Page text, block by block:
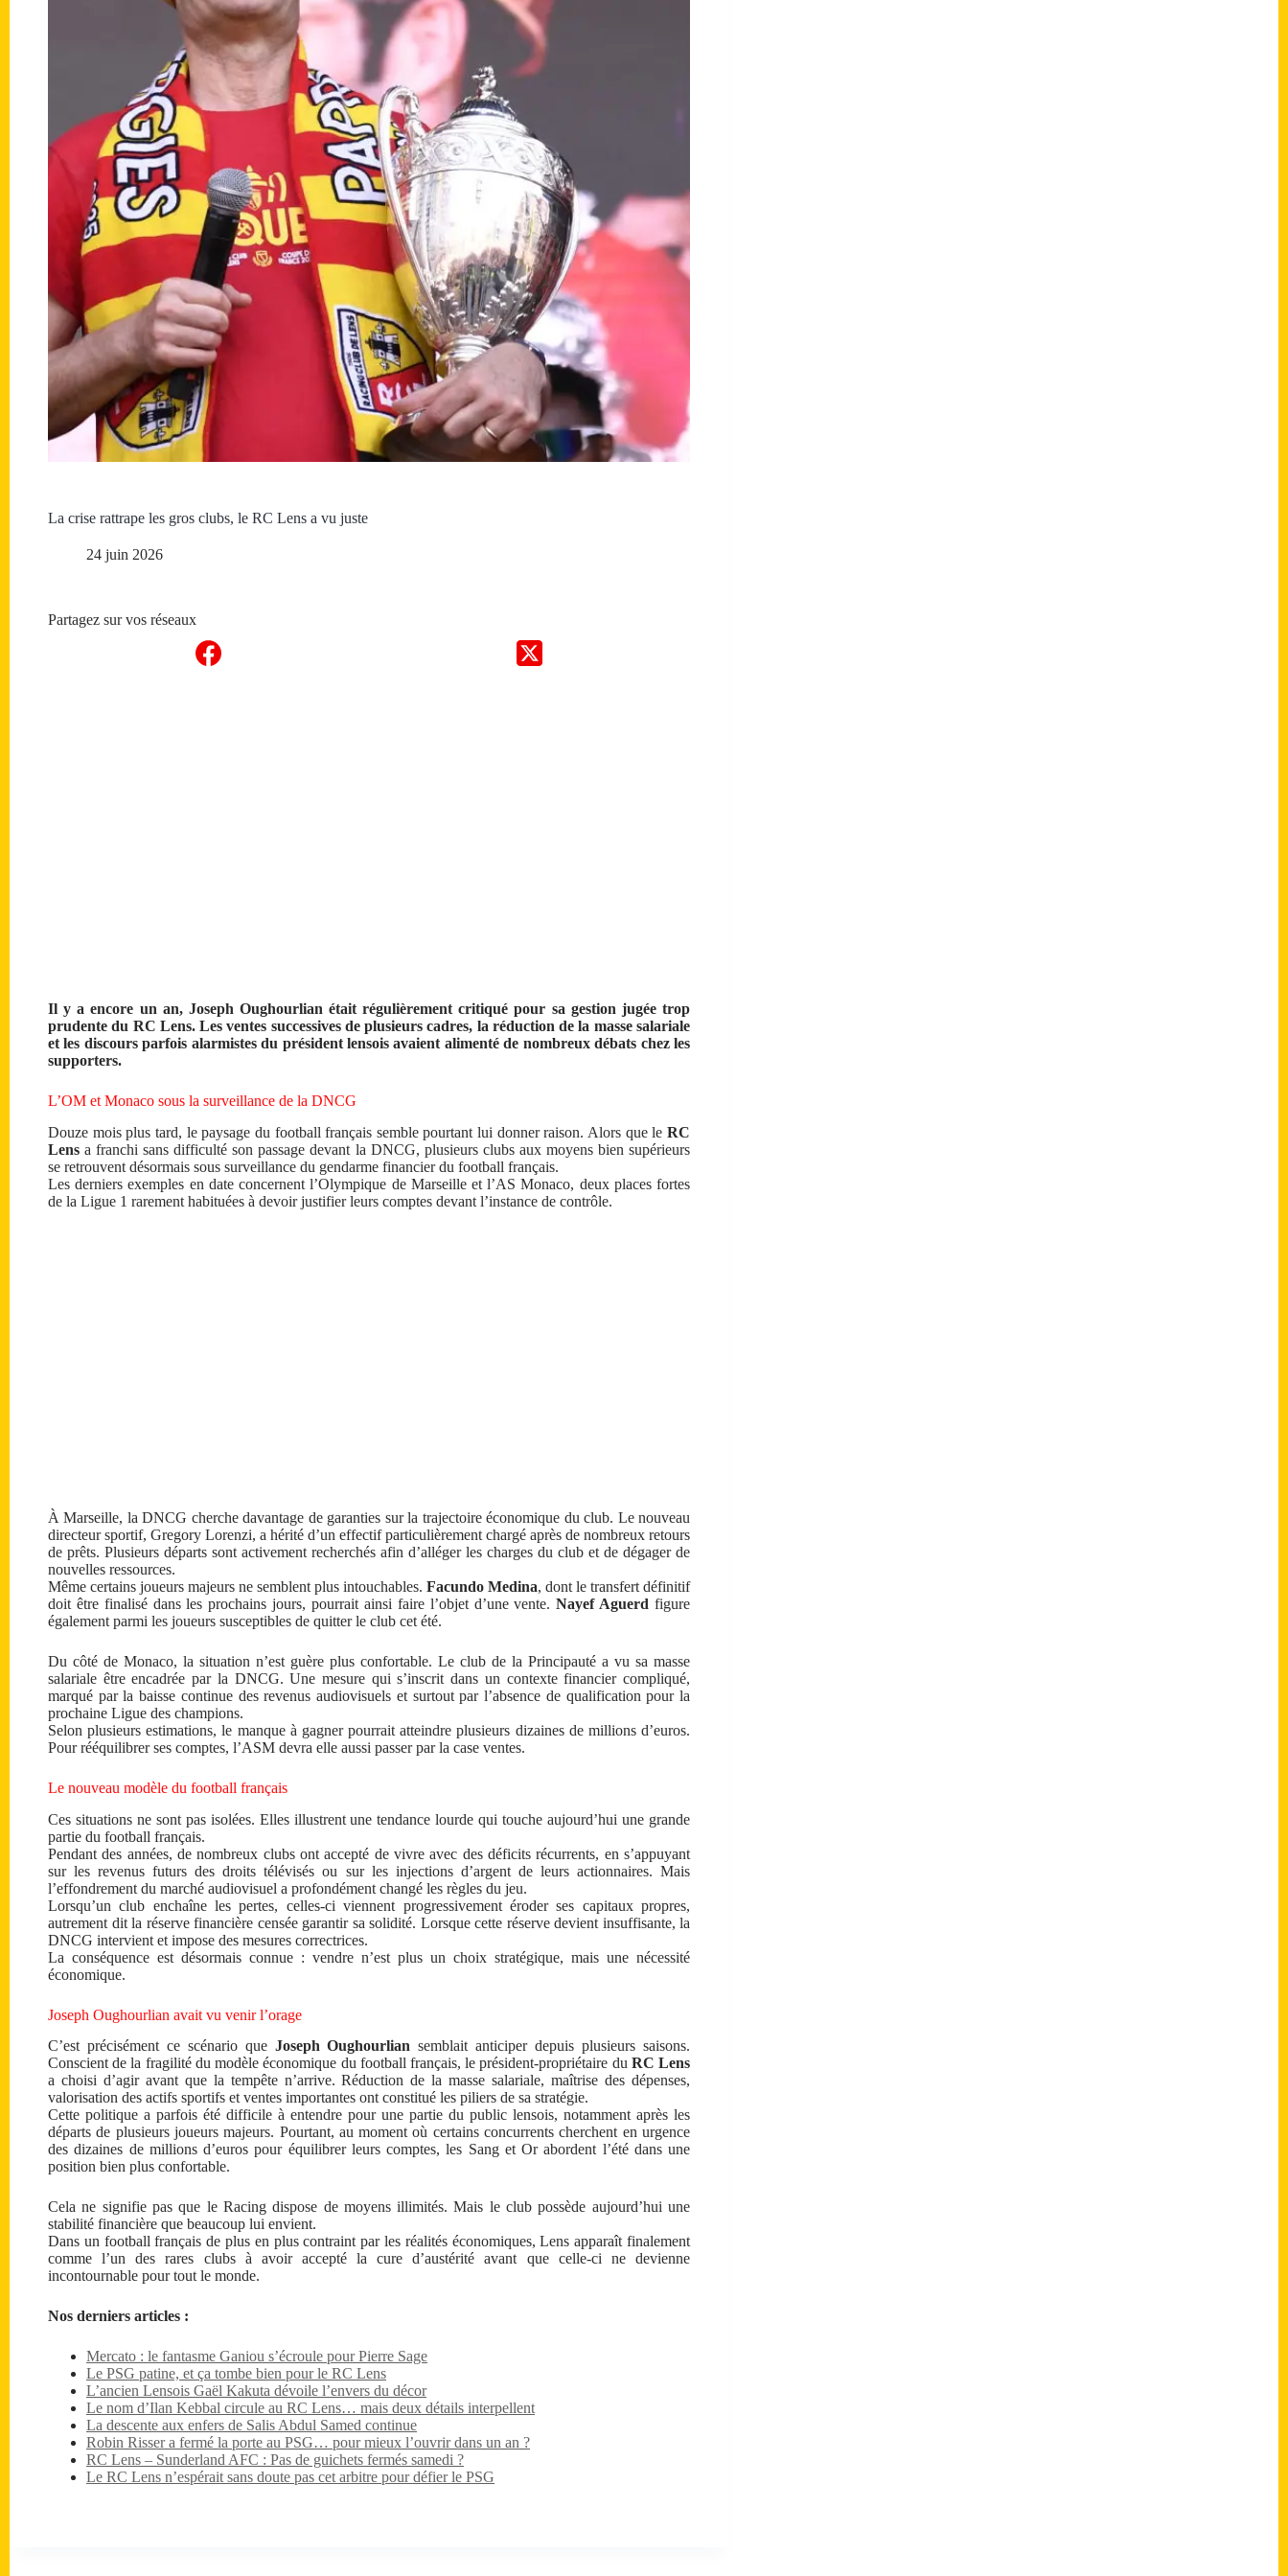
La crise rattrape les gros clubs, le RC Lens a vu juste
24 juin 2026
Partagez sur vos réseaux
Il y a encore un an, Joseph Oughourlian était régulièrement critiqué pour sa gestion jugée trop
prudente du RC Lens. Les ventes successives de plusieurs cadres, la réduction de la masse salariale
et les discours parfois alarmistes du président lensois avaient alimenté de nombreux débats chez les
supporters.
L’OM et Monaco sous la surveillance de la DNCG
Douze mois plus tard, le paysage du football français semble pourtant lui donner raison. Alors que le RC
Lens a franchi sans difficulté son passage devant la DNCG, plusieurs clubs aux moyens bien supérieurs
se retrouvent désormais sous surveillance du gendarme financier du football français.
Les derniers exemples en date concernent l’Olympique de Marseille et l’AS Monaco, deux places fortes
de la Ligue 1 rarement habituées à devoir justifier leurs comptes devant l’instance de contrôle.
À Marseille, la DNCG cherche davantage de garanties sur la trajectoire économique du club. Le nouveau
directeur sportif, Gregory Lorenzi, a hérité d’un effectif particulièrement chargé après de nombreux retours
de prêts. Plusieurs départs sont activement recherchés afin d’alléger les charges du club et de dégager de
nouvelles ressources.
Même certains joueurs majeurs ne semblent plus intouchables. Facundo Medina, dont le transfert définitif
doit être finalisé dans les prochains jours, pourrait ainsi faire l’objet d’une vente.Nayef Aguerd figure
également parmi les joueurs susceptibles de quitter le club cet été.
Du côté de Monaco, la situation n’est guère plus confortable. Le club de la Principauté a vu sa masse
salariale être encadrée par la DNCG. Une mesure qui s’inscrit dans un contexte financier compliqué,
marqué par la baisse continue des revenus audiovisuels et surtout par l’absence de qualification pour la
prochaine Ligue des champions.
Selon plusieurs estimations, le manque à gagner pourrait atteindre plusieurs dizaines de millions d’euros.
Pour rééquilibrer ses comptes, l’ASM devra elle aussi passer par la case ventes.
Le nouveau modèle du football français
Ces situations ne sont pas isolées. Elles illustrent une tendance lourde qui touche aujourd’hui une grande
partie du football français.
Pendant des années, de nombreux clubs ont accepté de vivre avec des déficits récurrents, en s’appuyant
sur les revenus futurs des droits télévisés ou sur les injections d’argent de leurs actionnaires. Mais
l’effondrement du marché audiovisuel a profondément changé les règles du jeu.
Lorsqu’un club enchaîne les pertes, celles-ci viennent progressivement éroder ses capitaux propres,
autrement dit la réserve financière censée garantir sa solidité. Lorsque cette réserve devient insuffisante, la
DNCG intervient et impose des mesures correctrices.
La conséquence est désormais connue : vendre n’est plus un choix stratégique, mais une nécessité
économique.
Joseph Oughourlian avait vu venir l’orage
C’est précisément ce scénario que Joseph Oughourlian semblait anticiper depuis plusieurs saisons.
Conscient de la fragilité du modèle économique du football français, le président-propriétaire du RC Lens
a choisi d’agir avant que la tempête n’arrive. Réduction de la masse salariale, maîtrise des dépenses,
valorisation des actifs sportifs et ventes importantes ont constitué les piliers de sa stratégie.
Cette politique a parfois été difficile à entendre pour une partie du public lensois, notamment après les
départs de plusieurs joueurs majeurs. Pourtant, au moment où certains concurrents cherchent en urgence
des dizaines de millions d’euros pour équilibrer leurs comptes, les Sang et Or abordent l’été dans une
position bien plus confortable.
Cela ne signifie pas que le Racing dispose de moyens illimités. Mais le club possède aujourd’hui une
stabilité financière que beaucoup lui envient.
Dans un football français de plus en plus contraint par les réalités économiques, Lens apparaît finalement
comme l’un des rares clubs à avoir accepté la cure d’austérité avant que celle-ci ne devienne
incontournable pour tout le monde.
Nos derniers articles :
Mercato : le fantasme Ganiou s’écroule pour Pierre Sage
Le PSG patine, et ça tombe bien pour le RC Lens
L’ancien Lensois Gaël Kakuta dévoile l’envers du décor
Le nom d’Ilan Kebbal circule au RC Lens… mais deux détails interpellent
La descente aux enfers de Salis Abdul Samed continue
Robin Risser a fermé la porte au PSG… pour mieux l’ouvrir dans un an ?
RC Lens – Sunderland AFC : Pas de guichets fermés samedi ?
Le RC Lens n’espérait sans doute pas cet arbitre pour défier le PSG